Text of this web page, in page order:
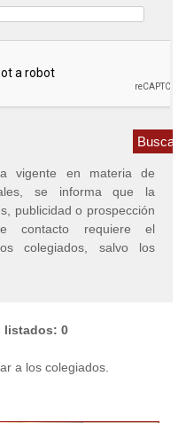
vigente en materia de
se informa que la
publicidad o prospección
contacto requiere el
colegiados, salvo los
listados: 0
a los colegiados.